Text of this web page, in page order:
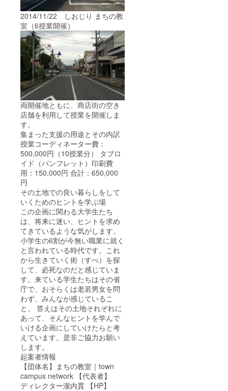
2014/11/22 しおじり まちの教
室（6授業開催）
両開催地ともに、商店街の空き
店舗を利用して授業を開催しま
す。
集まった支援の用途とその内訳
授業コーディネーター費：
500,000円（10授業分） タブロ
イド（パンフレット）印刷費
用：150,000円 合計：650,000
円
その土地での良い暮らしをして
いくためのヒントを学ぶ場
この企画に関わる大学生たち
は、将来に迷い、ヒントを求め
てきているような気がします。
小学生の6割が今無い職業に就く
と言われている時代です。これ
から生きていく術（すべ）を探
して、必死なのだと感じていま
す。来ている学生たちはその省
庁で、おそらくは老若男女を問
わず、みんなが感じているこ
と。 答えはその土地それぞれに
あって、そんなヒントを学んで
いける企画にしていけたらと考
えています。是非ご協力お願い
します。
起案者情報
【団体名】まちの教室｜town
campus network 【代表者】
ディレクター瀧内貫 【HP】